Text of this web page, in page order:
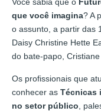
que você imagina? A
o assunto, a partir das
Daisy Christine Hette
do bate-papo, Cristiane
Os profissionais que
conhecer as Técnicas
no setor público ,